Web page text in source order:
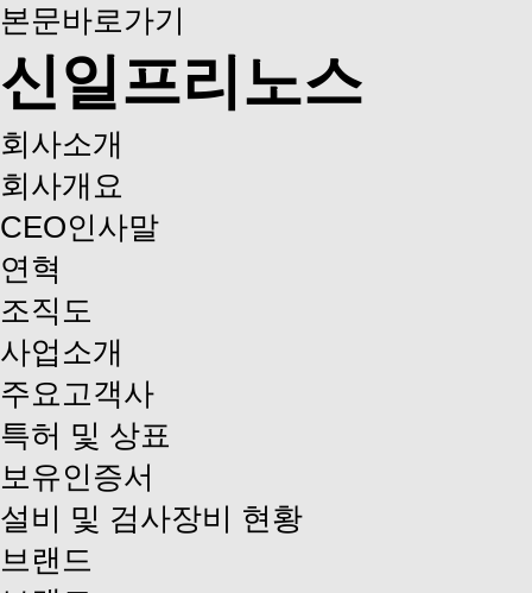
본문바로가기
신일프리노스
회사소개
회사개요
CEO인사말
연혁
조직도
사업소개
주요고객사
특허 및 상표
보유인증서
설비 및 검사장비 현황
브랜드